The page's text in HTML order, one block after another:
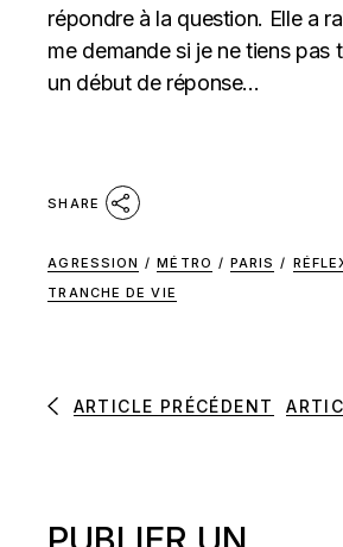
répondre à la question. Elle a
me demande si je ne tiens pas
un début de réponse…
SHARE
AGRESSION / MÉTRO / PARIS /
TRANCHE DE VIE
ARTICLE PRÉCÉDENT